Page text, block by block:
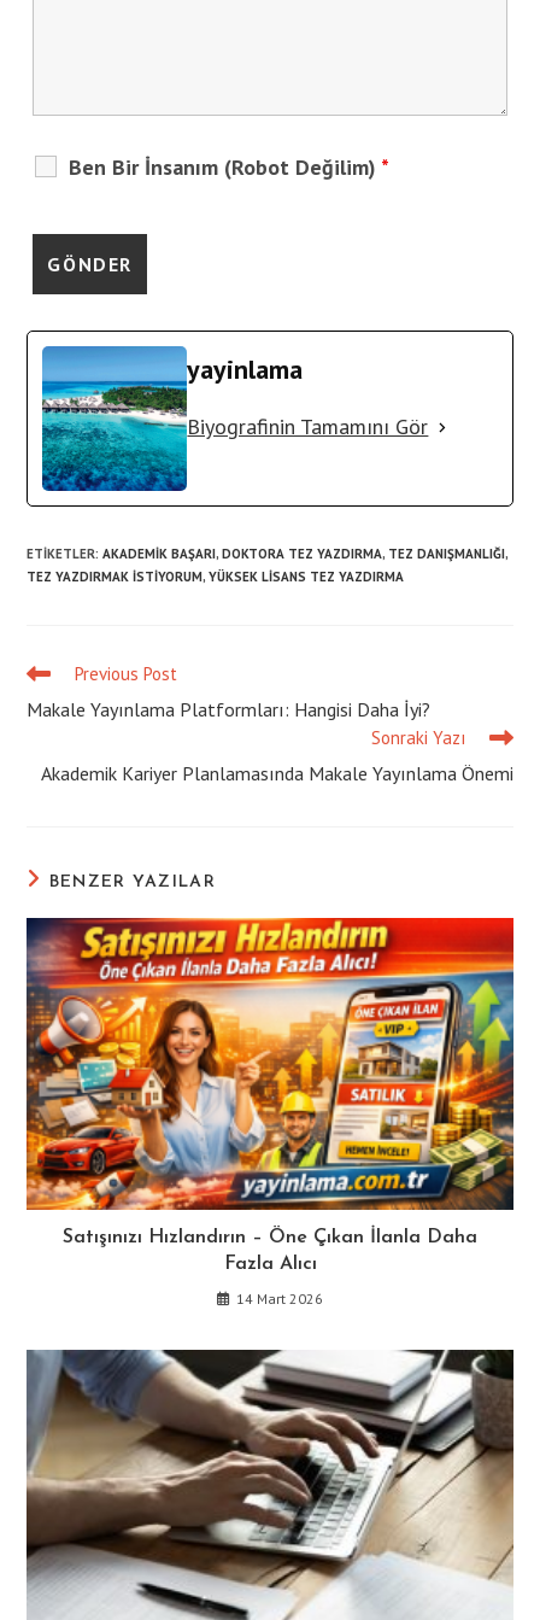
Ben Bir İnsanım (Robot Değilim) *
yayinlama
Biyografinin Tamamını Gör
ETIKETLER:AKADEMIK BAŞARI, DOKTORA TEZ YAZDIRMA, TEZ DANIŞMANLIĞI,
TEZ YAZDIRMAK ISTIYORUM, YÜKSEK LISANS TEZ YAZDIRMA
Read
articles
Previous Post
Makale Yayınlama Platformları: Hangisi Daha İyi?
Sonraki Yazı
Akademik Kariyer Planlamasında Makale Yayınlama Önemi
BENZER YAZILAR
Satışınızı Hızlandırın – Öne Çıkan İlanla Daha
Fazla Alıcı
14 Mart 2026